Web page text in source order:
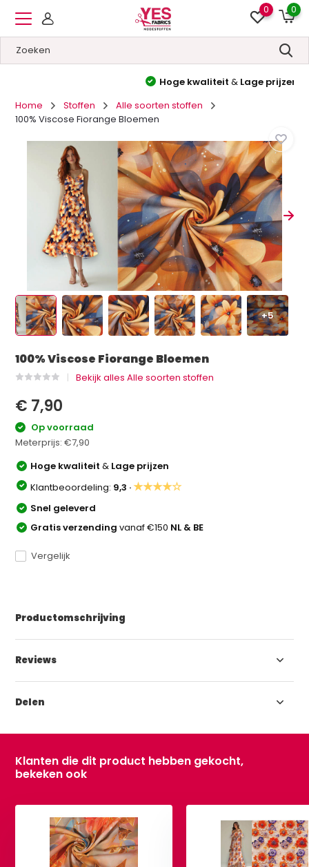
0 0
Hoge kwaliteit&Lage prijzen
Home
Stoffen
Alle soorten stoffen
100% Viscose Fiorange Bloemen
+5
100% Viscose Fiorange Bloemen
Bekijk alles Alle soorten stoffen
€ 7,90
Op voorraad
Meterprijs:€7,90
Hoge kwaliteit& Lage prijzen
Klantbeoordeling: 9,3 ·★★★★☆
Snel geleverd
Gratis verzendingvanaf €150 NL & BE
Vergelijk
Productomschrijving
Reviews
Delen
Klanten die dit product hebben gekocht,
bekeken ook